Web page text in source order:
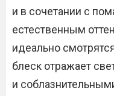
и в сочетании с
естественным
идеально
блеск отражает
и